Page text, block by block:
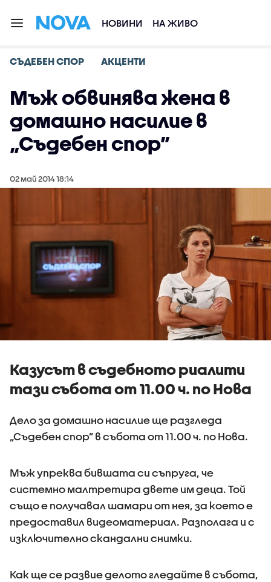
НОВИНИ НА ЖИВО
СЪДЕБЕН СПОР АКЦЕНТИ
Мъж обвинява жена в
домашно насилие в
„Съдебен спор”
02 май 2014 18:14
Казусът в съдебното риалити
тази събота от 11.00 ч. по Нова
Дело за домашно насилие ще разгледа
„Съдебен спор” в събота от 11.00 ч. по Нова.
Мъж упреква бившата си съпруга, че
системно малтретира двете им деца. Той
също е получавал шамари от нея, за което е
предоставил видеоматериал. Разполага и с
изключително скандални снимки.
Как ще се развие делото гледайте в събота,